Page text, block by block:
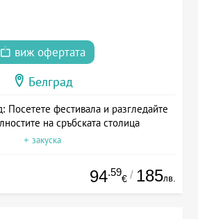
виж офертата
Белград
Посетете фестивала и разгледайте
на сръбската столица
+ закуска
94.59
€ / 185лв.